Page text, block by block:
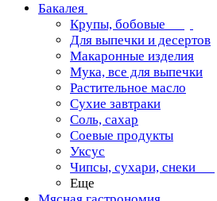
Бакалея
Крупы, бобовые
Для выпечки и десертов
Макаронные изделия
Мука, все для выпечки
Растительное масло
Сухие завтраки
Соль, сахар
Соевые продукты
Уксус
Чипсы, сухари, снеки
Еще